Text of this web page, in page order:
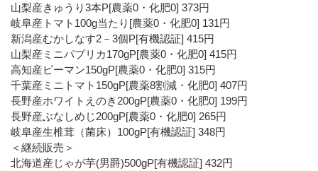
山梨産きゅうり3本P[農薬0・化肥0] 373円
岐阜産トマト100g当たり[農薬0・化肥0] 131円
新潟産むかしなす2－3個P[有機認証] 415円
山梨産ミニパプリカ170gP[農薬0・化肥0] 415円
高知産ピーマン150gP[農薬0・化肥0] 315円
千葉産ミニトマト150gP[農薬8割減・化肥0] 407円
長野産ホワイトえのき200gP[農薬0・化肥0] 199円
長野産ぶなしめじ200gP[農薬0・化肥0] 265円
岐阜産生椎茸（菌床）100gP[有機認証] 348円
＜継続販売＞
北海道産じゃが芋(男爵)500gP[有機認証] 432円